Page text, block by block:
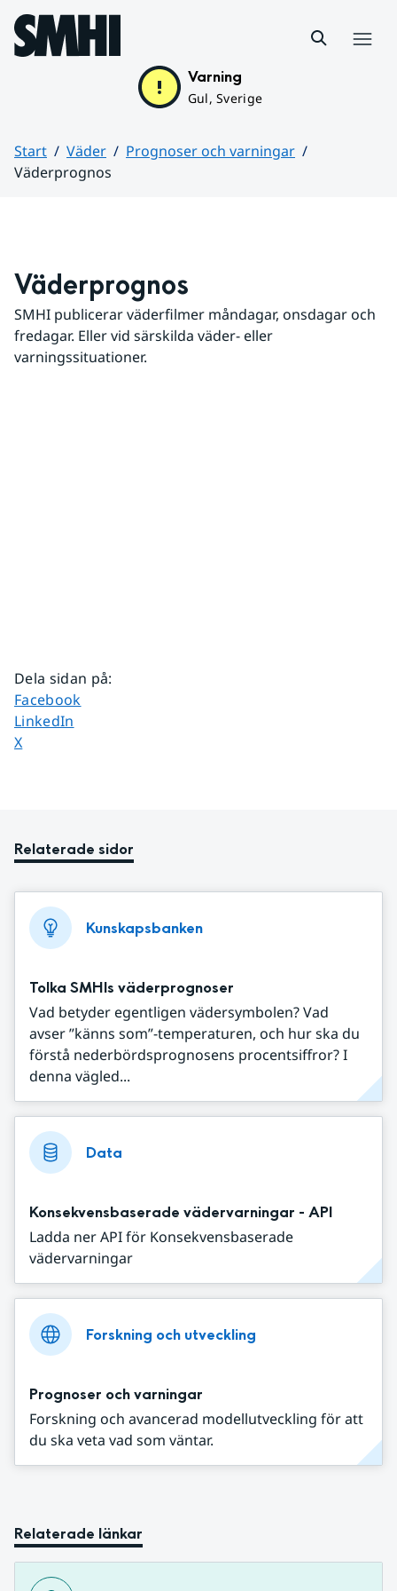
Hoppa till sidans innehåll
Varning
Gul, Sverige
Start Väder
Prognoser och varningar
Väderprognos
Väderprognos
SMHI publicerar väderfilmer måndagar, onsdagar och
fredagar. Eller vid särskilda väder- eller
varningssituationer.
Dela sidan på:
Dela sidan på
Facebook
Dela sidan på
LinkedIn
Dela sidan på
X
Relaterade sidor
Kunskapsbanken
Tolka SMHIs väderprognoser
Vad betyder egentligen vädersymbolen? Vad
avser ”känns som”-temperaturen, och hur ska du
förstå nederbördsprognosens procentsiffror? I
denna vägled...
Data
Konsekvensbaserade vädervarningar - API
Ladda ner API för Konsekvensbaserade
vädervarningar
Forskning och utveckling
Prognoser och varningar
Forskning och avancerad modellutveckling för att
du ska veta vad som väntar.
Relaterade länkar